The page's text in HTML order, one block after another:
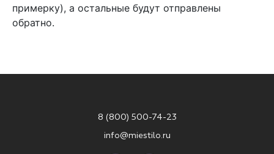
примерку), а остальные будут отправлены
обратно.
8 (800) 500-74-23
info@miestilo.ru